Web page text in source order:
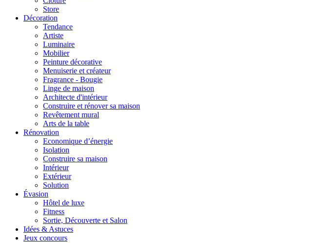
Store
Décoration
Tendance
Artiste
Luminaire
Mobilier
Peinture décorative
Menuiserie et créateur
Fragrance - Bougie
Linge de maison
Architecte d'intérieur
Construire et rénover sa maison
Revêtement mural
Arts de la table
Rénovation
Economique d’énergie
Isolation
Construire sa maison
Intérieur
Extérieur
Solution
Évasion
Hôtel de luxe
Fitness
Sortie, Découverte et Salon
Idées & Astuces
Jeux concours